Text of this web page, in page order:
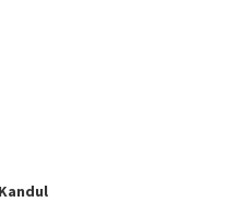
Kandul